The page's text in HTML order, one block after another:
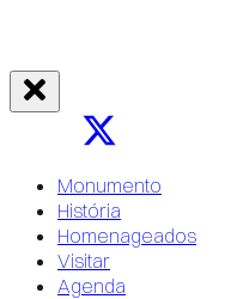
Monumento
História
Homenageados
Visitar
Agenda